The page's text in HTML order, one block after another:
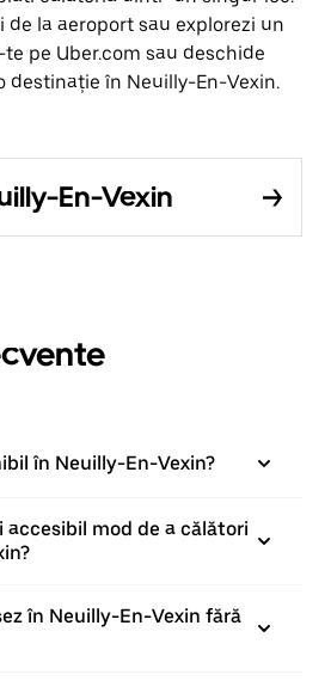
de la aeroport sau explorezi un
pe Uber.com sau deschide
destinație în Neuilly-En-Vexin.
En-Vexin
în Neuilly-En-Vexin?
accesibil mod de a călători
în Neuilly-En-Vexin fără